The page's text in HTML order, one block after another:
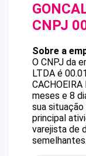
CNPJ
Sobre a
O CNPJ da
LTDA é
meses e 8
sua
principal
varejista de
semelhantes.